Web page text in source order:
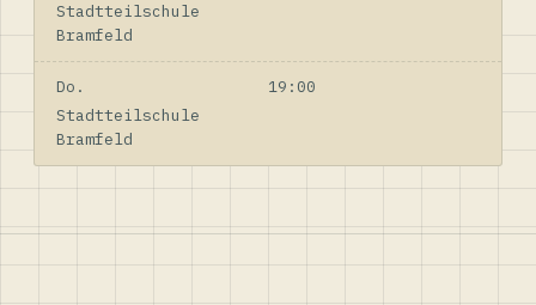
Stadtteilschule
Bramfeld
Do.
19:00
Stadtteilschule
Bramfeld